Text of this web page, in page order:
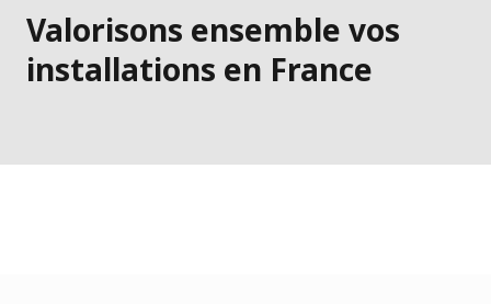
Valorisons ensemble vos
installations en France